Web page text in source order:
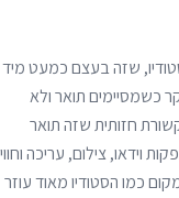
שזה בעצם כמעט מיד
כשמסיימים תואר ולא
חזותית שזה תואר
וידאו, צילום, עריכה
כמו הסטודיו מאוד עוזר